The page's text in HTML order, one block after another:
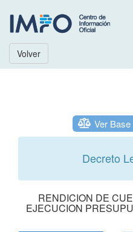
Volver
Ver
Decreto
RENDICION DE
EJECUCION